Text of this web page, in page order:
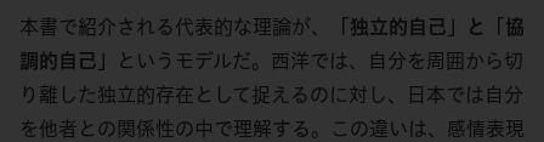
本書で紹介される代表的な理論が、
「独立的自己」と「協
調的自己」
というモデルだ。西洋では、自分を周囲から切
り離した独立的存在として捉えるのに対し、日本では自分
を他者との関係性の中で理解する。この違いは、感情表現